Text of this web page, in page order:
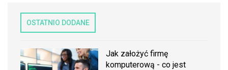
OSTATNIO DODANE
Jak założyć firmę
komputerową - co jest